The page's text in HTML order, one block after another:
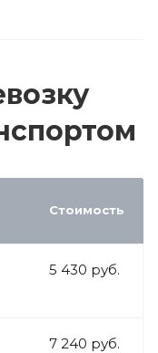
Стоимость
5 430 руб.
7 240 руб.